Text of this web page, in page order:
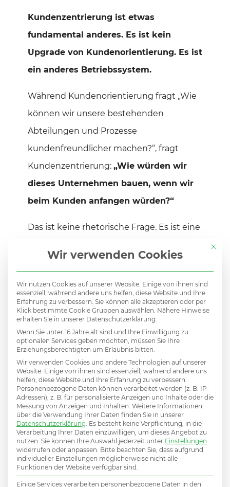
Kundenzentrierung ist etwas
fundamental anderes. Es ist kein
Upgrade von Kundenorientierung. Es ist
ein anderes Betriebssystem.
Während Kundenorientierung fragt „Wie
können wir unsere bestehenden
Abteilungen und Prozesse
kundenfreundlicher machen?“, fragt
Kundenzentrierung: „Wie würden wir
dieses Unternehmen bauen, wenn wir
beim Kunden anfangen würden?“
Das ist keine rhetorische Frage. Es ist eine
verändert: die Organisationsstruktur, die
KPIs, die Incentive-Systeme, die
Entscheidungsprozesse, die
Budgetallokation, die
Produktentwicklung, das
Geschäftsmodell selbst.
Amazon ist das international bekannteste
Beispiel, weshalb es auch das
abgenutzteste ist — aber es ist abgenutzt,
weil es funktioniert. Jeff Bezos hat
„Working Backwards from the
Customer“nicht als Slogan eingeführt. Er
hat es als operatives Prinzip
Mit
Wir verwenden Cookies
Wir nutzen Cookies auf unserer Website. Einige von ihnen sind
essenziell, während andere uns helfen, diese Website und Ihre
Erfahrung zu verbessern. Sie können alle akzeptieren oder per
Klick bestimmte Cookie Gruppen auswählen. Nähere Hinweise
erhalten Sie in unserer Datenschutzerklärung.
Wenn Sie unter 16 Jahre alt sind und Ihre Einwilligung zu
optionalen Services geben möchten, müssen Sie Ihre
Erziehungsberechtigten um Erlaubnis bitten.
Wir verwenden Cookies und andere Technologien auf unserer
Website. Einige von ihnen sind essenziell, während andere uns
helfen, diese Website und Ihre Erfahrung zu verbessern.
Personenbezogene Daten können verarbeitet werden (z. B. IP-
Adressen), z. B. für personalisierte Anzeigen und Inhalte oder die
Messung von Anzeigen und Inhalten. Weitere Informationen
über die Verwendung Ihrer Daten finden Sie in unserer
Datenschutzerklärung. Es besteht keine Verpflichtung, in die
Verarbeitung Ihrer Daten einzuwilligen, um dieses Angebot zu
nutzen. Sie können Ihre Auswahl jederzeit unter Einstellungen
widerrufen oder anpassen. Bitte beachten Sie, dass aufgrund
individueller Einstellungen möglicherweise nicht alle
Funktionen der Website verfügbar sind.
Einige Services verarbeiten personenbezogene Daten in den